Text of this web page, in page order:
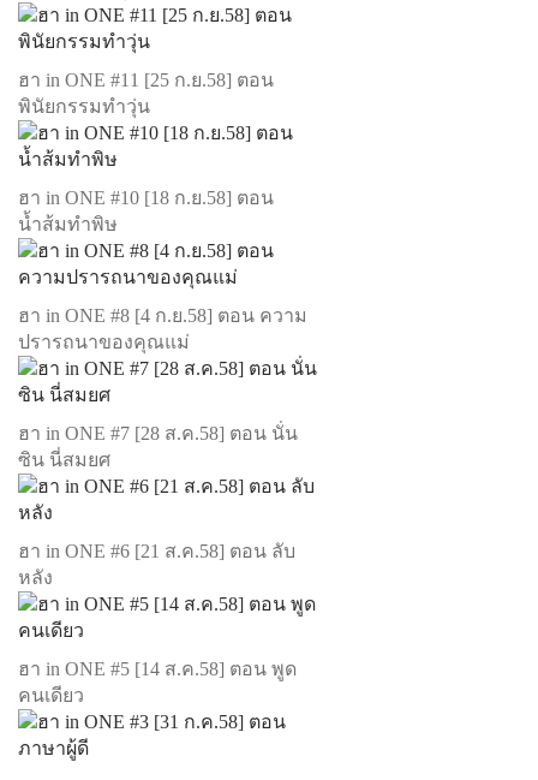
ฮา in ONE #11 [25 ก.ย.58] ตอน
พินัยกรรมทำวุ่น
ฮา in ONE #10 [18 ก.ย.58] ตอน
น้ำส้มทำพิษ
ฮา in ONE #8 [4 ก.ย.58] ตอน ความ
ปรารถนาของคุณแม่
ฮา in ONE #7 [28 ส.ค.58] ตอน นั่น
ซิน นี่สมยศ
ฮา in ONE #6 [21 ส.ค.58] ตอน ลับ
หลัง
ฮา in ONE #5 [14 ส.ค.58] ตอน พูด
คนเดียว